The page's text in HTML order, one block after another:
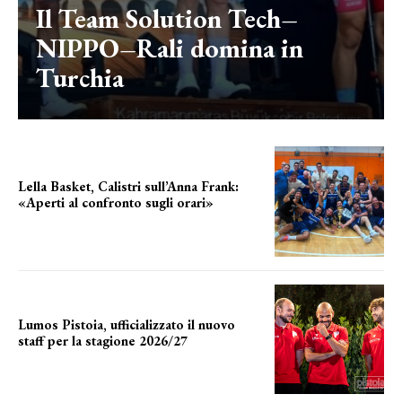
Il Team Solution Tech–
NIPPO–Rali domina in
Turchia
Lella Basket, Calistri sull’Anna Frank:
«Aperti al confronto sugli orari»
Lumos Pistoia, ufficializzato il nuovo
staff per la stagione 2026/27